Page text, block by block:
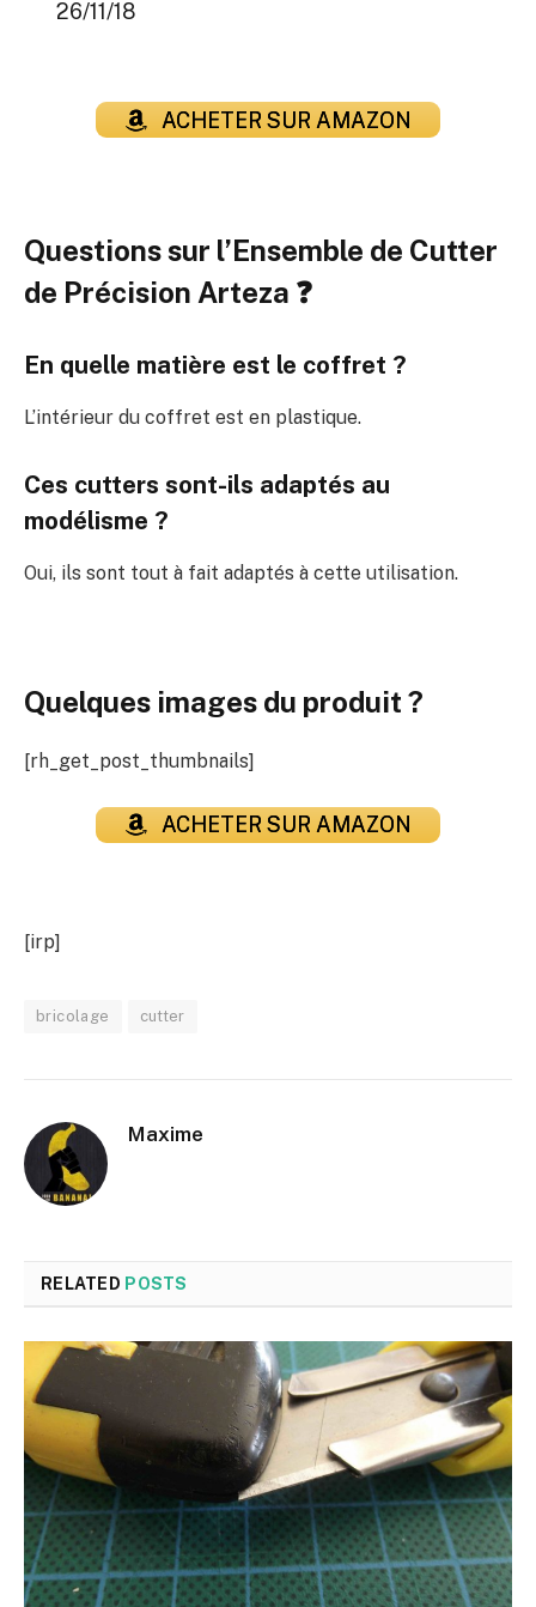
26/11/18
ACHETER SUR AMAZON
Questions sur l’Ensemble de Cutter
de Précision Arteza ❓
En quelle matière est le coffret ?
L’intérieur du coffret est en plastique.
Ces cutters sont-ils adaptés au
modélisme ?
Oui, ils sont tout à fait adaptés à cette utilisation.
Quelques images du produit ?
[rh_get_post_thumbnails]
ACHETER SUR AMAZON
[irp]
bricolage cutter
Maxime
RELATED POSTS